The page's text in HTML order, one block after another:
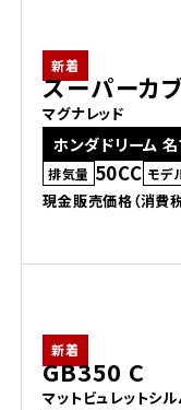
新着
スーパーカ
マグナレッド
ホンダドリーム
排気量 50CC モデ
現金販売価格（消費
新着
GB350 C
マットビュレットシ
茨城県
ホンダドリ